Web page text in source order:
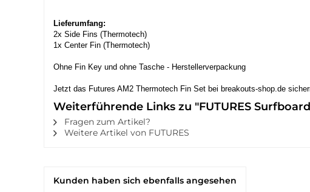
Lieferumfang:
2x Side Fins (Thermotech)
1x Center Fin (Thermotech)
Ohne Fin Key und ohne Tasche - Herstellerverpackung
Jetzt das Futures AM2 Thermotech Fin Set bei breakouts-shop.de
Weiterführende Links zu "FUTURES
Fragen zum Artikel?
Weitere Artikel von FUTURES
Kunden haben sich ebenfalls angesehen